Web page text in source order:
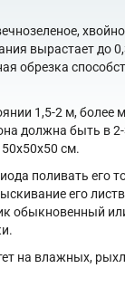
вырастает до
обрезка
1,5-2 м, более
должна быть в
см.
поливать его
его
обыкновенный
на влажных,